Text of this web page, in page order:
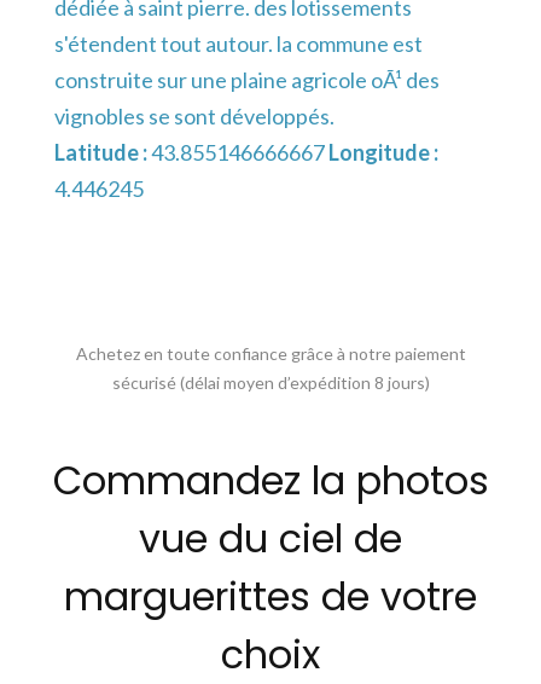
dédiée à saint pierre. des lotissements
s'étendent tout autour. la commune est
construite sur une plaine agricole oÃ¹ des
vignobles se sont développés.
Latitude :43.855146666667Longitude :
4.446245
Achetez en toute confiance grâce à notre paiement
sécurisé (délai moyen d’expédition 8 jours)
Commandez la photos
vue du ciel de
marguerittes de votre
choix